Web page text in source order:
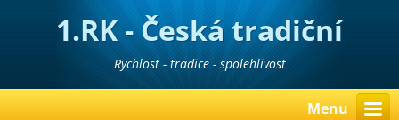
1.RK - Česká tradiční
realitní kancelář
Rychlost - tradice - spolehlivost
Menu